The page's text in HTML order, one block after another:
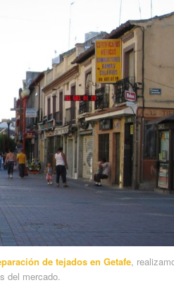
de tejados en Getafe,
del mercado.